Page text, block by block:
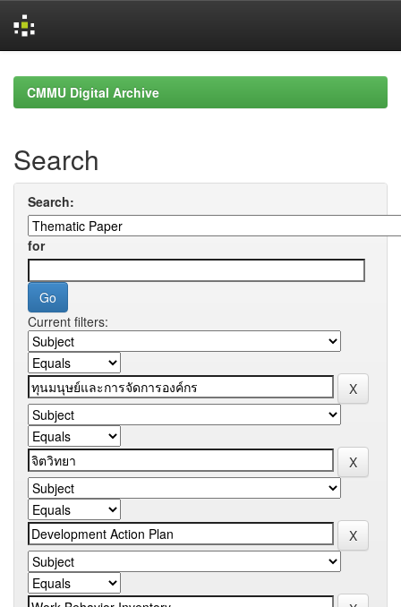
navigationCMMU Digital Archive
Search
Search:
for
Current filters: